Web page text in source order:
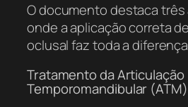
O documento destaca três
onde a aplicação correta
oclusal faz toda a
Tratamento da Articulação
Temporomandibular (ATM)